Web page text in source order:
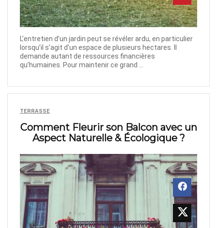
L’entretien d’un jardin peut se révéler ardu, en particulier
lorsqu’il s’agit d’un espace de plusieurs hectares. Il
demande autant de ressources financières
qu’humaines. Pour maintenir ce grand ...
TERRASSE
Comment Fleurir son Balcon avec un
Aspect Naturelle & Écologique ?